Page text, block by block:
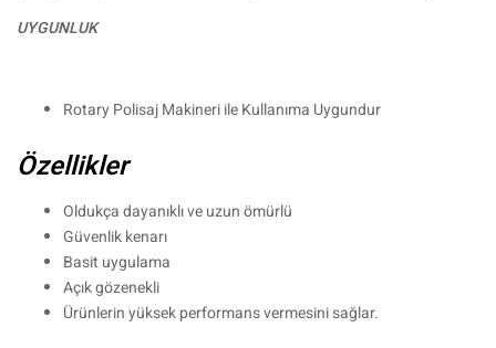
UYGUNLUK
Rotary Polisaj Makineri ile Kullanıma Uygundur
Özellikler
Oldukça dayanıklı ve uzun ömürlü
Güvenlik kenarı
Basit uygulama
Açık gözenekli
Ürünlerin yüksek performans vermesini sağlar.